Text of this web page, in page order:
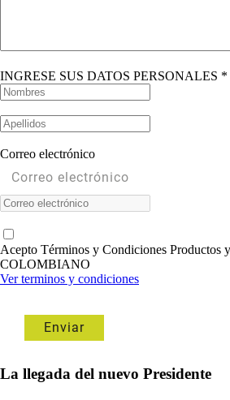
INGRESE SUS DATOS PERSONALES *
Correo electrónico
Acepto Términos y Condiciones Productos
COLOMBIANO
Ver terminos y condiciones
La llegada del nuevo Presidente